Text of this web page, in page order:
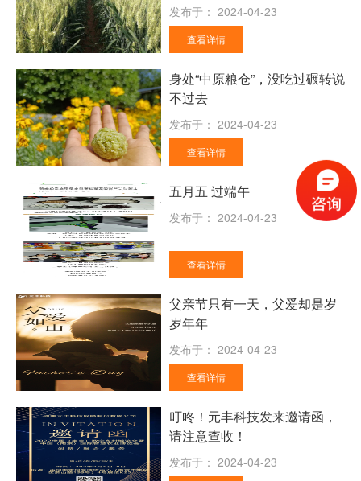
发布于： 2024-04-23
查看详情
身处“中原粮仓”，没吃过碾转说
不过去
发布于： 2024-04-23
查看详情
五月五 过端午
发布于： 2024-04-23
查看详情
父亲节只有一天，父爱却是岁
岁年年
发布于： 2024-04-23
查看详情
叮咚！元丰科技发来邀请函，
请注意查收！
发布于： 2024-04-23